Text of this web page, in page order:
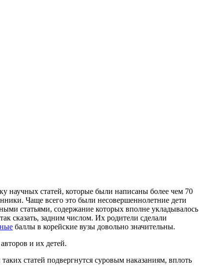
научных статей, которые были написаны более чем 70
Чаще всего это были несовершеннолетние дети
статьями, содержание которых вполне укладывалось
сказать, задним числом. Их родители сделали
баллы в корейские вузы довольно значительны.
и их детей.
статей подвергнутся суровым наказаниям, вплоть